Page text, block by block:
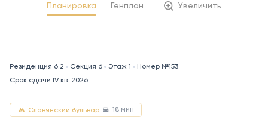
Планировка Генплан Увеличить
Резиденция 6.2 Секция 6 Этаж 1
Номер №153
Срок сдачи IV кв. 2026
Славянский бульвар 18 мин